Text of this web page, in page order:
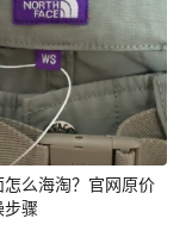
怎么海淘？官网原价
步骤